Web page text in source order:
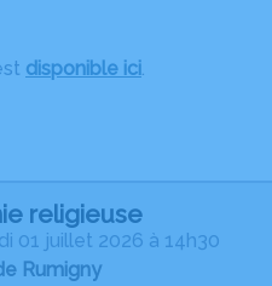
disponible ici.
religieuse
01 juillet 2026 à 14h30
Rumigny